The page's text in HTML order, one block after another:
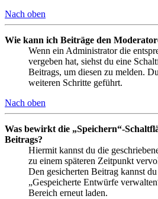
Nach oben
Wie kann ich Beiträge den
Wenn ein Administrator die
vergeben hat, siehst du eine
Beitrags, um diesen zu melden.
weiteren Schritte geführt.
Nach oben
Was bewirkt die „Speichern“-
Beitrags?
Hiermit kannst du die
zu einem späteren Zeitpunkt
Den gesicherten Beitrag kannst
„Gespeicherte Entwürfe
Bereich erneut laden.